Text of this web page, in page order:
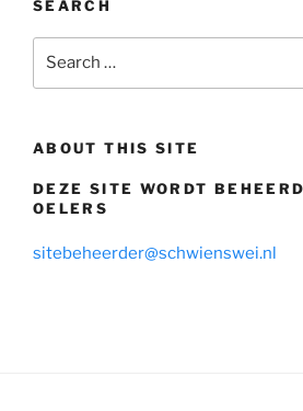
SEARCH
ABOUT THIS SITE
DEZE SITE WORDT
OELERS
sitebeheerder@schwienswei.nl